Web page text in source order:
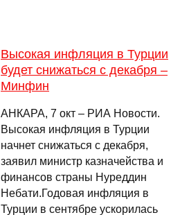
Высокая инфляция в Турции
будет снижаться с декабря –
Минфин
АНКАРА, 7 окт – РИА Новости.
Высокая инфляция в Турции
начнет снижаться с декабря,
заявил министр казначейства и
финансов страны Нуреддин
Небати.Годовая инфляция в
Турции в сентябре ускорилась